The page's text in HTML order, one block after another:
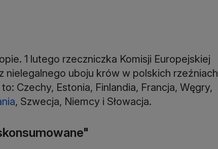
1 lutego rzeczniczka Komisji Europejskiej
nielegalnego uboju krów w polskich rzeźniach
Czechy, Estonia, Finlandia, Francja, Węgry,
, Szwecja, Niemcy i Słowacja.